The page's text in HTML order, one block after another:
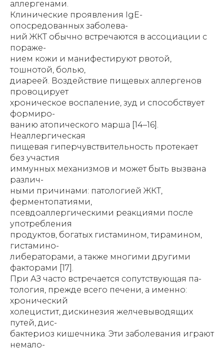
аллергенами.
Клинические проявления IgE-
опосредованных заболева-
ний ЖКТ обычно встречаются в ассоциации с
пораже-
нием кожи и манифестируют рвотой,
тошнотой, болью,
диареей. Воздействие пищевых аллергенов
провоцирует
хроническое воспаление, зуд и способствует
формиро-
ванию атопического марша [14–16].
Неаллергическая
пищевая гиперчувствительность протекает
без участия
иммунных механизмов и может быть вызвана
различ-
ными причинами: патологией ЖКТ,
ферментопатиями,
псевдоаллергическими реакциями после
употребления
продуктов, богатых гистамином, тирамином,
гистамино-
либераторами, а также многими другими
факторами [17].
При АЗ часто встречается сопутствующая па-
тология, прежде всего печени, а именно:
хронический
холецистит, дискинезия желчевыводящих
путей, дис-
бактериоз кишечника. Эти заболевания играют
немало-